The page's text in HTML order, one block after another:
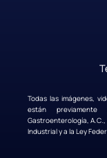
Todas las imágenes,
están
Gastroenterología,
Industrial y a la Ley